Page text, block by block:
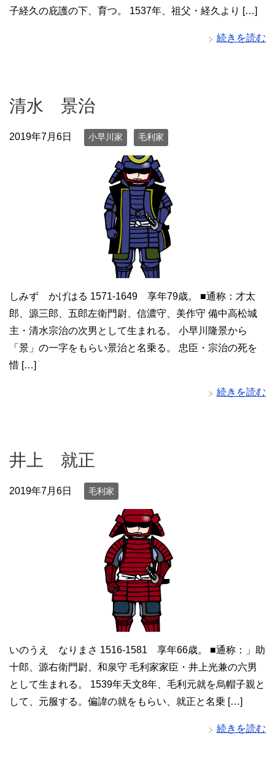
子経久の庇護の下、育つ。 1537年、祖父・経久より […]
続きを読む
清水 景治
2019年7月6日 小早川家 毛利家
しみず かげはる 1571-1649 享年79歳。 ■通称：才太
郎、源三郎、五郎左衛門尉、信濃守、美作守 備中高松城
主・清水宗治の次男として生まれる。 小早川隆景から
「景」の一字をもらい景治と名乗る。 忠臣・宗治の死を
惜 […]
続きを読む
井上 就正
2019年7月6日 毛利家
いのうえ なりまさ 1516-1581 享年66歳。 ■通称：」助
十郎、源右衛門尉、和泉守 毛利家家臣・井上光兼の六男
として生まれる。 1539年天文8年、毛利元就を烏帽子親と
して、元服する。偏諱の就をもらい、就正と名乗 […]
続きを読む